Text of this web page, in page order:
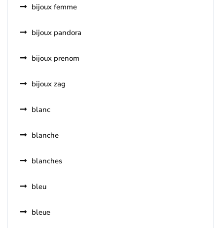
bijoux femme
bijoux pandora
bijoux prenom
bijoux zag
blanc
blanche
blanches
bleu
bleue